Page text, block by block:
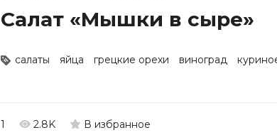
Салат «Мышки в сыре»
салаты яйца грецкие орехи виноград
1 2.8K В избранное